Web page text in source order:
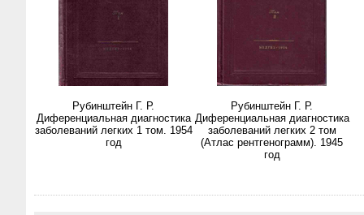
Рубинштейн Г. Р.
Диференциальная диагностика
заболеваний легких 1 том. 1954
год
Рубинштейн Г. Р.
Диференциальная диагностика
заболеваний легких 2 том
(Атлас рентгенограмм). 1945
год